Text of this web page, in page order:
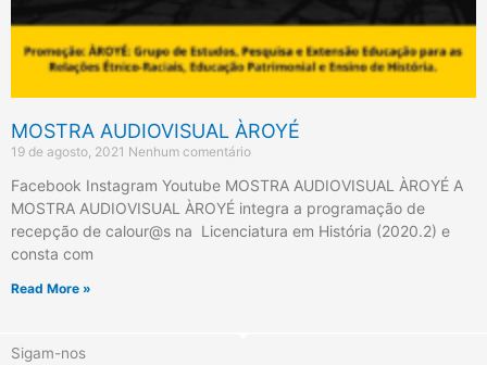
MOSTRA AUDIOVISUAL ÀROYÉ
19 de agosto, 2021 Nenhum comentário
Facebook Instagram Youtube MOSTRA AUDIOVISUAL ÀROYÉ A
MOSTRA AUDIOVISUAL ÀROYÉ integra a programação de
recepção de calour@s na Licenciatura em História (2020.2) e
consta com
Read More »
Sigam-nos